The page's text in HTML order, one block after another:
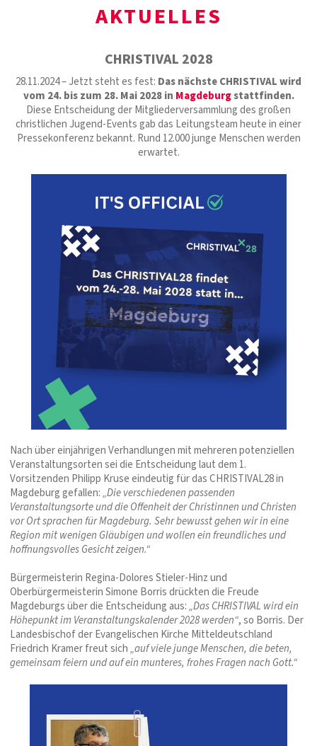
AKTUELLES
CHRISTIVAL 2028
28.11.2024 – Jetzt steht es fest: Das nächste CHRISTIVAL wird
vom 24. bis zum 28. Mai 2028 in Magdeburgstattfinden.
Diese Entscheidung der Mitgliederversammlung des großen
christlichen Jugend-Events gab das Leitungsteam heute in einer
Pressekonferenz bekannt. Rund 12.000 junge Menschen werden
erwartet.
Nach über einjährigen Verhandlungen mit mehreren potenziellen
Veranstaltungsorten sei die Entscheidung laut dem 1.
Vorsitzenden Philipp Kruse eindeutig für das CHRISTIVAL28 in
Magdeburg gefallen:„Die verschiedenen passenden
Veranstaltungsorte und die Offenheit der Christinnen und Christen
vor Ort sprachen für Magdeburg. Sehr bewusst gehen wir in eine
Region mit wenigen Gläubigen und wollen ein freundliches und
hoffnungsvolles Gesicht zeigen.“
Bürgermeisterin Regina-Dolores Stieler-Hinz und
Oberbürgermeisterin Simone Borris drückten die Freude
Magdeburgs über die Entscheidung aus:„Das CHRISTIVAL wird ein
Höhepunkt im Veranstaltungskalender 2028 werden“, so Borris. Der
Landesbischof der Evangelischen Kirche Mitteldeutschland
Friedrich Kramer freut sich„auf viele junge Menschen, die beten,
gemeinsam feiern und auf ein munteres, frohes Fragen nach Gott.“